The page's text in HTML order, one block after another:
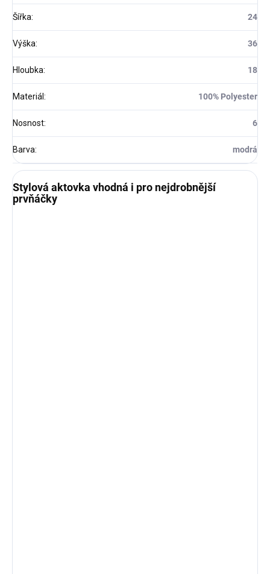
Šířka: 24
Výška: 36
Hloubka: 18
Materiál: 100% Polyester
Nosnost: 6
Barva: modrá
Stylová aktovka vhodná i pro nejdrobnější
prvňáčky